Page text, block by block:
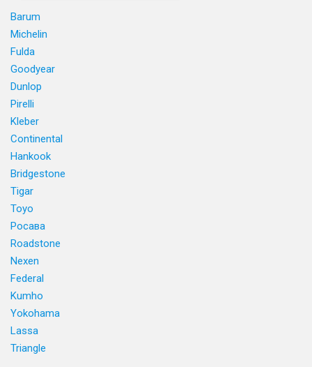
Barum
Michelin
Fulda
Goodyear
Dunlop
Pirelli
Kleber
Continental
Hankook
Bridgestone
Tigar
Toyo
Росава
Roadstone
Nexen
Federal
Kumho
Yokohama
Lassa
Triangle